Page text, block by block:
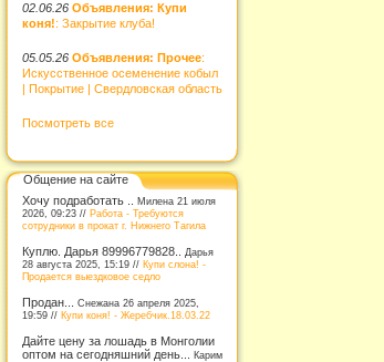
02.06.26 Объявления: Купи
коня!: Закрытие клуба!
05.05.26 Объявления: Прочее:
Искусственное осеменение кобыл
| Покрытие | Свердловская область
Посмотреть все
Общение на сайте
Хочу подработать .. Милена 21 июля
2026, 09:23 // Работа - Требуются
сотрудники в прокат г. Нижнего Тагила
Куплю. Дарья 89996779828..
Дарья
28 августа 2025, 15:19 // Купи слона! -
Продается выездковое седло
Продан... Снежана 26 апреля 2025,
19:59 // Купи коня! - Жеребчик.18.03.22
Дайте цену за лошадь в Монголии
оптом на сегодняшний день... Карим